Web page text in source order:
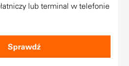
lub terminal w telefonie
Sprawdź